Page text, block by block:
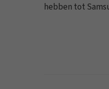
hebben tot